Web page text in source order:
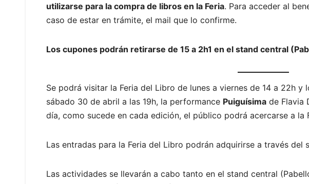
utilizarse para la compra de libros en la Feria. Para acceder al
caso de estar en trámite, el mail que lo confirme.
Los cupones podrán retirarse de 15 a 2h1 en el stand central
Se podrá visitar la Feria del Libro de lunes a viernes de 14 a 22h y
sábado 30 de abril a las 19h, la performance Puiguísima de Flavia
día, como sucede en cada edición, el público podrá acercarse a la
Las entradas para la Feria del Libro podrán adquirirse a través del
Las actividades se llevarán a cabo tanto en el stand central